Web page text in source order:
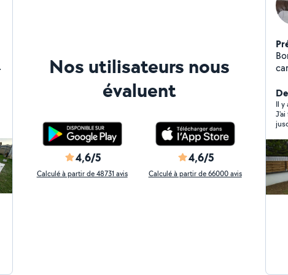
Nos utilisateurs nous
évaluent
4,6/5
Calculé à partir de 48731 avis
4,6/5
Calculé à partir de 66000 avis
Il y